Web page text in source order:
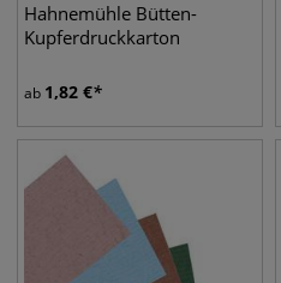
Hahnemühle Bütten-
Kupferdruckkarton
ab 1,82 €